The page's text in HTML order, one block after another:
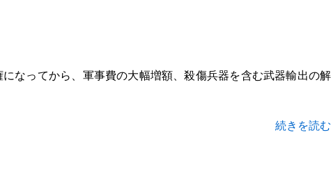
なってから、軍事費の大幅増額、殺傷兵器を含む武器輸出の解
続きを読む